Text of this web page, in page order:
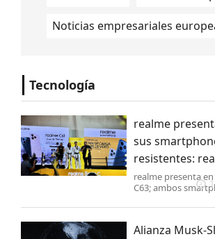
Noticias empresariales
Tecnología
realme
sus
resistentes:
realme presenta
C63; ambos
capaces de
boxeador
Alianza Musk-